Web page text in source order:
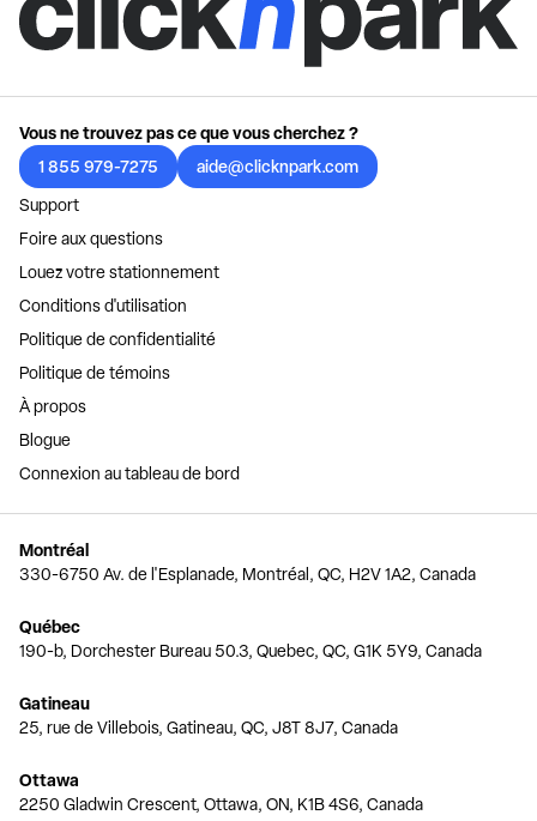
Vous ne trouvez pas ce que vous cherchez ?
1 855 979-7275
aide@clicknpark.com
Support
Foire aux questions
Louez votre stationnement
Conditions d'utilisation
Politique de confidentialité
Politique de témoins
À propos
Blogue
Connexion au tableau de bord
Montréal
330-6750 Av. de l'Esplanade, Montréal, QC, H2V 1A2, Canada
Québec
190-b, Dorchester Bureau 50.3, Quebec, QC, G1K 5Y9, Canada
Gatineau
25, rue de Villebois, Gatineau, QC, J8T 8J7, Canada
Ottawa
2250 Gladwin Crescent, Ottawa, ON, K1B 4S6, Canada